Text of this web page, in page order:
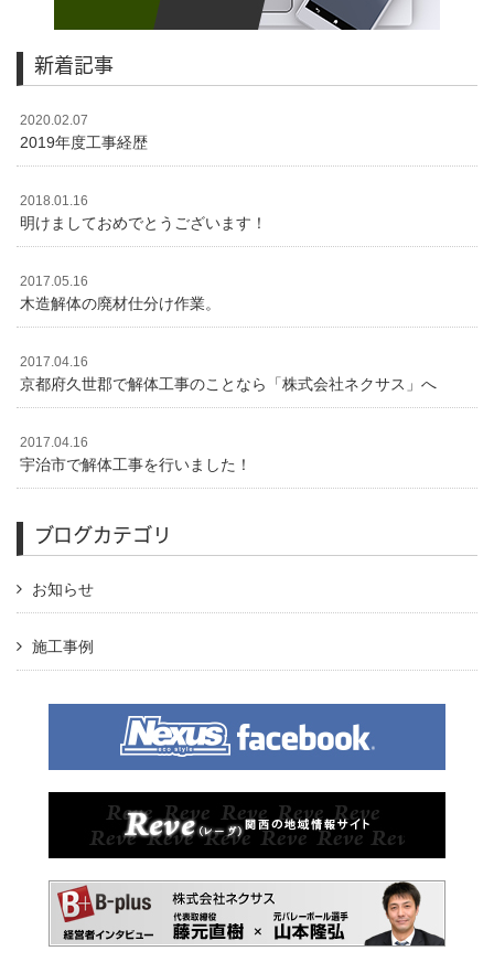
新着記事
2020.02.07
2019年度工事経歴
2018.01.16
明けましておめでとうございます！
2017.05.16
木造解体の廃材仕分け作業。
2017.04.16
京都府久世郡で解体工事のことなら「株式会社ネクサス」へ
2017.04.16
宇治市で解体工事を行いました！
ブログカテゴリ
お知らせ
施工事例